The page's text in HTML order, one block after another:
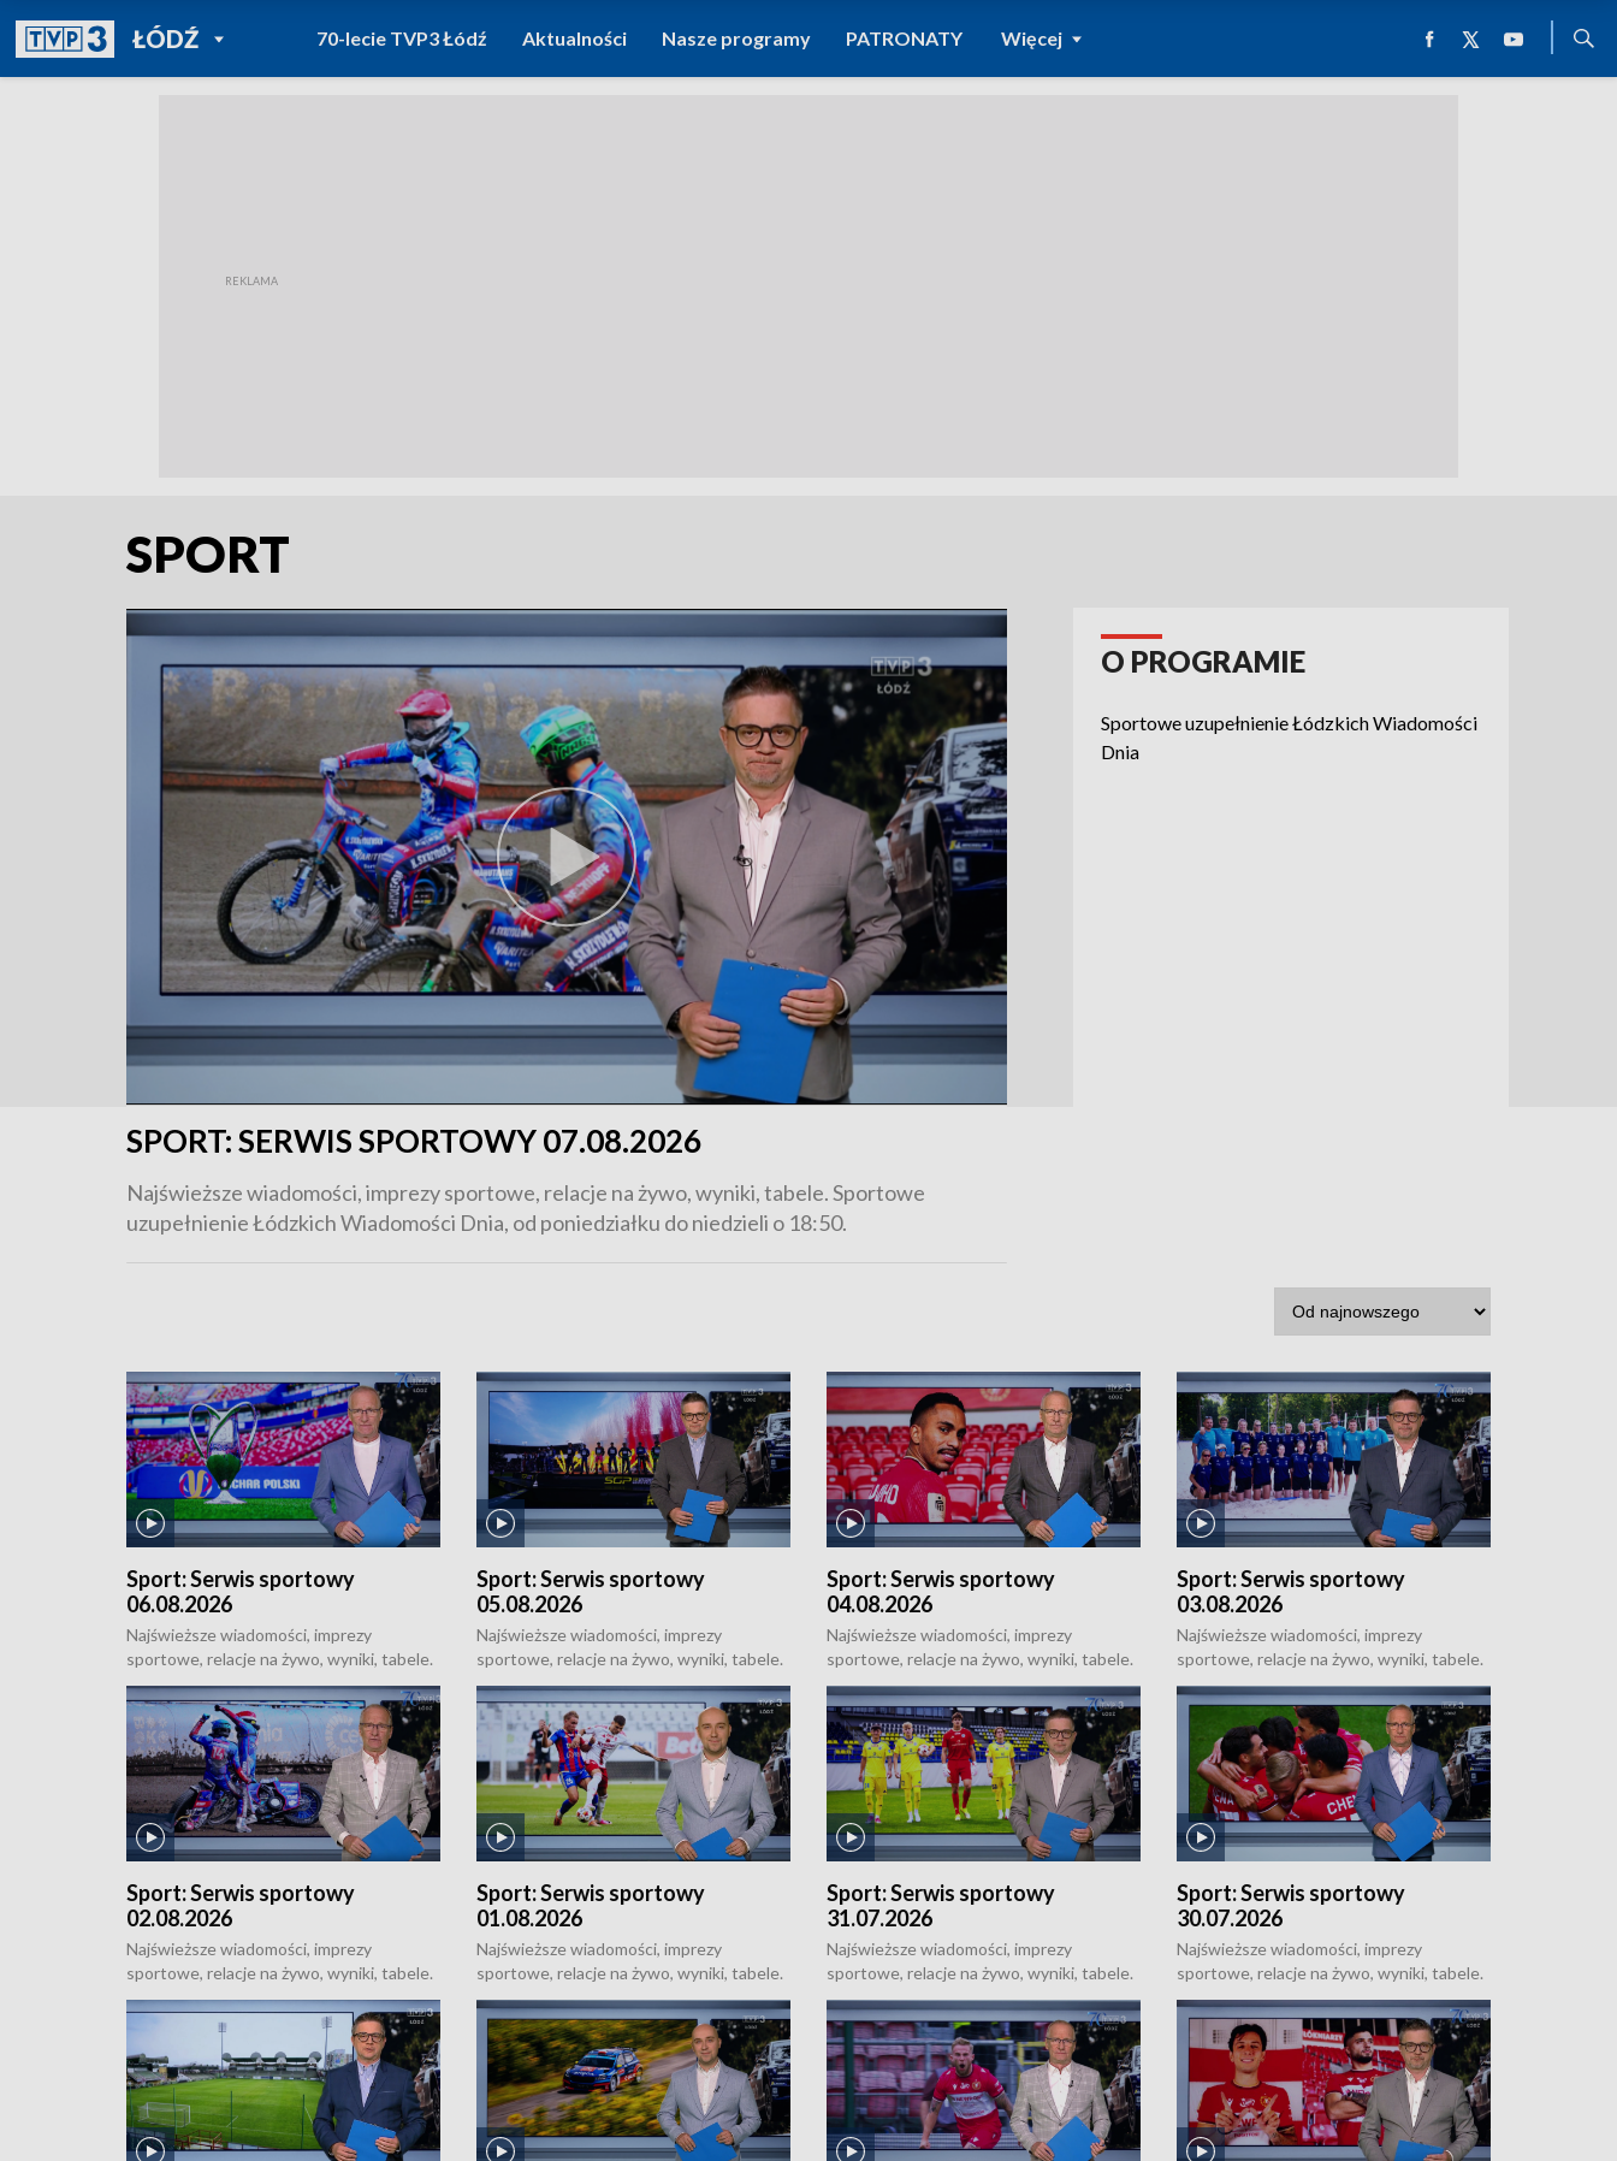
ŁÓDŹPOWRÓT DO
TVP REGIONY
70-lecie TVP3 Łódź Aktualności Nasze programy PATRONATY Więcej
SPORT
SPORT:SERWIS SPORTOWY 07.08.2026
Najświeższe wiadomości, imprezy sportowe, relacje na żywo, wyniki, tabele. Sportowe
uzupełnienie Łódzkich Wiadomości Dnia, od poniedziałku do niedzieli o 18:50.
O PROGRAMIE
Sportowe uzupełnienie Łódzkich Wiadomości
Dnia
Sport:Serwis sportowy
06.08.2026
Najświeższe wiadomości, imprezy
sportowe, relacje na żywo, wyniki, tabele.
Sportowe uzupełnienie Łódzkich
Wiadomości Dnia, od poniedziałku do
niedzieli o 18:50.
Sport:Serwis sportowy
05.08.2026
Najświeższe wiadomości, imprezy
sportowe, relacje na żywo, wyniki, tabele.
Sportowe uzupełnienie Łódzkich
Wiadomości Dnia, od poniedziałku do
niedzieli o 18:50.
Sport:Serwis sportowy
04.08.2026
Najświeższe wiadomości, imprezy
sportowe, relacje na żywo, wyniki, tabele.
Sportowe uzupełnienie Łódzkich
Wiadomości Dnia, od poniedziałku do
niedzieli o 18:50.
Sport:Serwis sportowy
03.08.2026
Najświeższe wiadomości, imprezy
sportowe, relacje na żywo, wyniki, tabele.
Sportowe uzupełnienie Łódzkich
Wiadomości Dnia, od poniedziałku do
niedzieli o 18:50.
Sport:Serwis sportowy
02.08.2026
Najświeższe wiadomości, imprezy
sportowe, relacje na żywo, wyniki, tabele.
Sportowe uzupełnienie Łódzkich
Wiadomości Dnia, od poniedziałku do
Sport:Serwis sportowy
01.08.2026
Najświeższe wiadomości, imprezy
sportowe, relacje na żywo, wyniki, tabele.
Sportowe uzupełnienie Łódzkich
Wiadomości Dnia, od poniedziałku do
niedzieli o 18:50.
Sport:Serwis sportowy
31.07.2026
Najświeższe wiadomości, imprezy
sportowe, relacje na żywo, wyniki, tabele.
Sportowe uzupełnienie Łódzkich
Wiadomości Dnia, od poniedziałku do
niedzieli o 18:50.
Sport:Serwis sportowy
30.07.2026
Najświeższe wiadomości, imprezy
sportowe, relacje na żywo, wyniki, tabele.
Sportowe uzupełnienie Łódzkich
Wiadomości Dnia, od poniedziałku do
niedzieli o 18:50.